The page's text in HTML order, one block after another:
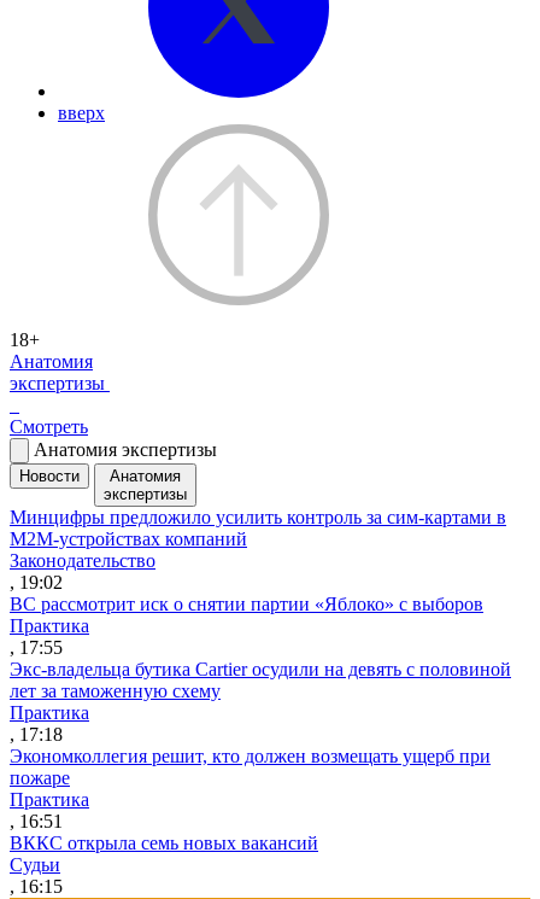
вверх
18+
Анатомия
экспертизы
Смотреть
Анатомия экспертизы
Новости
Анатомия
экспертизы
Минцифры предложило усилить контроль за сим-картами в
M2M-устройствах компаний
Законодательство
, 19:02
ВС рассмотрит иск о снятии партии «Яблоко» с выборов
Практика
, 17:55
Экс-владельца бутика Cartier осудили на девять с половиной
лет за таможенную схему
Практика
, 17:18
Экономколлегия решит, кто должен возмещать ущерб при
пожаре
Практика
, 16:51
ВККС открыла семь новых вакансий
Судьи
, 16:15